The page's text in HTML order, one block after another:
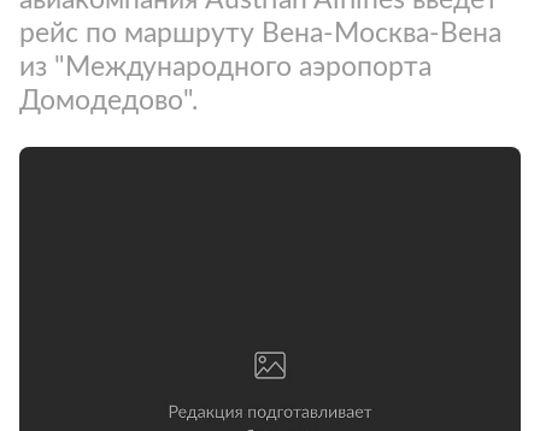
рейс по маршруту Вена-Москва-Вена
из "Международного аэропорта
Домодедово".